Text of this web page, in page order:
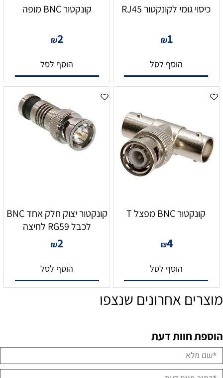
כיסוי גומי לקונקטור RJ45
₪1
הוסף לסל
קונקטור BNC מופה
₪2
הוסף לסל
קונקטור BNC מפצל T
₪4
הוסף לסל
קונקטור יצוק חלק אחד BNC
לכבל RG59 לחיצה
₪2
הוסף לסל
מוצרים אחרונים שנצפו
הוספת חוות דעת